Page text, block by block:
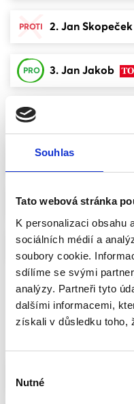
Souhlas
Tato webová stránka
K personalizaci obsahu
sociálních médií a
soubory cookie.
sdílíme se svými
analýzy. Partneři tyto
dalšími informacemi,
získali v důsledku toho,
souhlasu
Nutné
PROTI 2. Jan Skopeček
PRO 3. Jan Jakob
PROTI
5. Jiří Havránek
6. Helena
7. Petr Bendl
Jihočeský
kraj
FILTROVAT